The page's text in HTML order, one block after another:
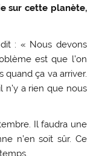
sur cette planète,
: « Nous devons
est que l’on
quand ça va arriver.
n’y a rien que nous
Il faudra une
n’en soit sûr. Ce